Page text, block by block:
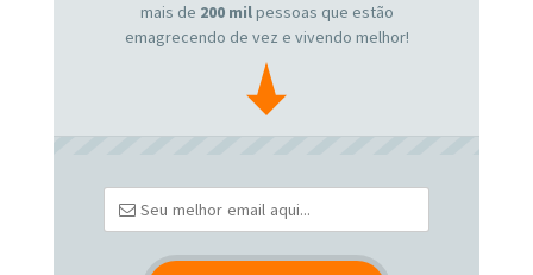
mais de 200 milpessoas que estão
emagrecendo de vez e vivendo melhor!